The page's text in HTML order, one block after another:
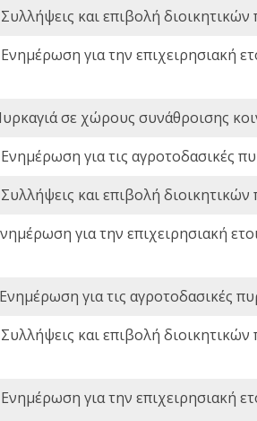
Συλλήψεις και επιβολή
Ενημέρωση για την επιχειρησιακή
σε χώρους συνάθροισης
Ενημέρωση για τις αγροτοδασικές
Συλλήψεις και επιβολή
για την επιχειρησιακή
Ενημέρωση για τις αγροτοδασικές
Συλλήψεις και επιβολή
Ενημέρωση για την επιχειρησιακή